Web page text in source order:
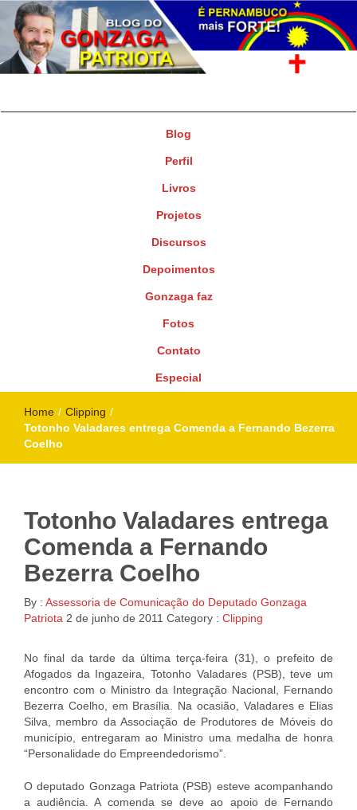
Blog
Perfil
Livros
Projetos
Discursos
Depoimentos
Gonzaga faz
Fotos
Contato
Especial
Home / Clipping /
Totonho Valadares entrega Comenda a Fernando Bezerra‏
Coelho
Totonho Valadares entrega
Comenda a Fernando
Bezerra‏ Coelho
By : Assessoria de Comunicação do Deputado Gonzaga
Patriota 2 de junho de 2011 Category : Clipping
No final da tarde da última terça-feira (31), o prefeito de
Afogados da Ingazeira, Totonho Valadares (PSB), teve um
encontro com o Ministro da Integração Nacional, Fernando
Bezerra Coelho, em Brasília. Na ocasião, Valadares e Elias
Silva, membro da Associação de Produtores de Móveis do
município, entregaram ao Ministro uma medalha de honra
“Personalidade do Empreendedorismo”.
O deputado Gonzaga Patriota (PSB) esteve acompanhando
a audiência. A comenda se deve ao apoio de Fernando